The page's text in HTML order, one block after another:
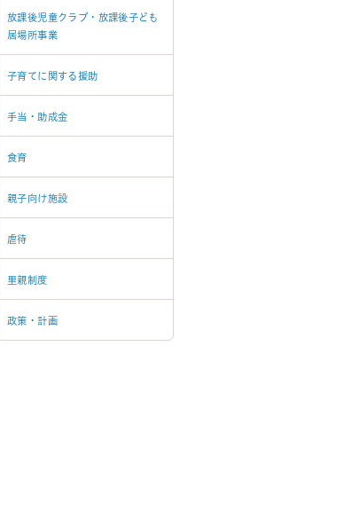
放課後児童クラブ・放課後子ども
居場所事業
子育てに関する援助
手当・助成金
食育
親子向け施設
虐待
里親制度
政策・計画